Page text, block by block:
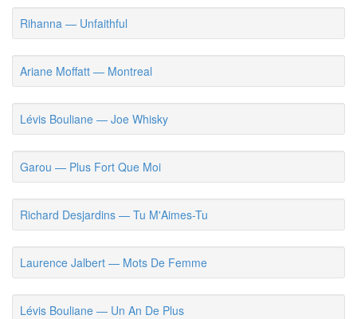
Rihanna — Unfaithful
Ariane Moffatt — Montreal
Lévis Bouliane — Joe Whisky
Garou — Plus Fort Que Moi
Richard Desjardins — Tu M'Aimes-Tu
Laurence Jalbert — Mots De Femme
Lévis Bouliane — Un An De Plus